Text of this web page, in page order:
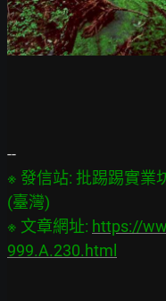
※ 發信站: 批踢踢實業
(臺灣)
※ 文章網址: https://
999.A.230.html